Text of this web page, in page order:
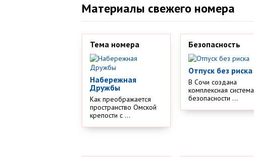
Материалы свежего номера
Тема номера
Набережная
Дружбы
Как преображается
пространство Омской
крепости с ...
Безопасность
Отпуск без риска
В Сочи создана
комплексная система
безопасности ...